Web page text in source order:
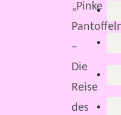
„Pinke
–
Die
Reise
des